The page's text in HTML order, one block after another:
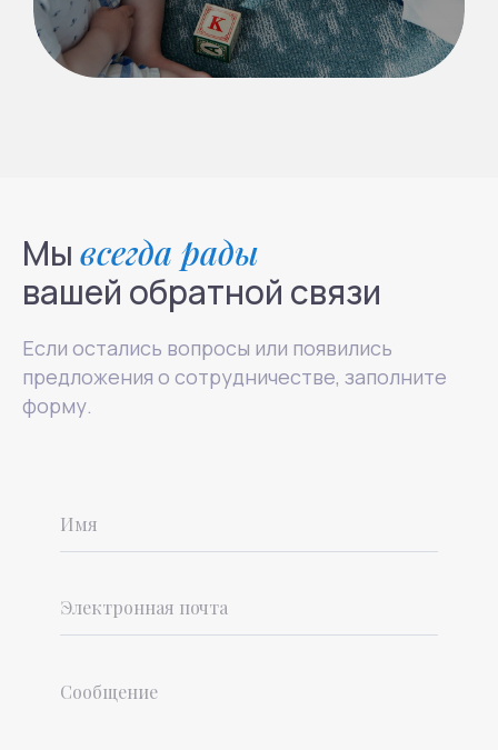
Мы всегда рады
вашей обратной связи
Если остались вопросы или появились
предложения о сотрудничестве, заполните
форму.